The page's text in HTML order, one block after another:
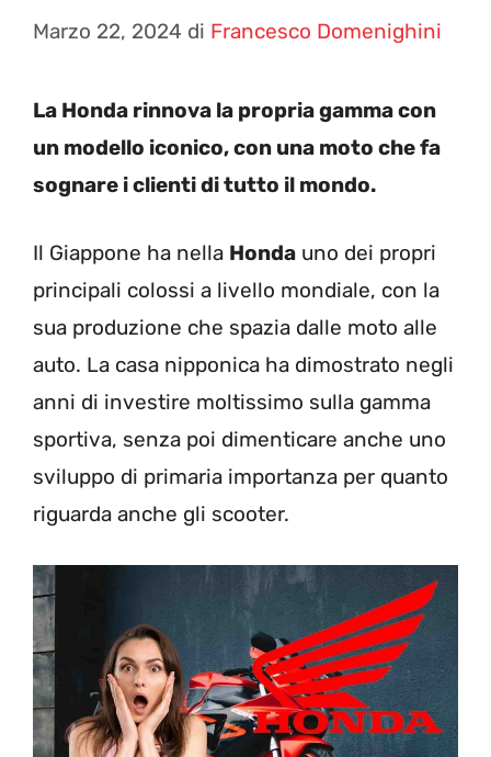
Marzo 22, 2024 di Francesco Domenighini
La Honda rinnova la propria gamma con
un modello iconico, con una moto che fa
sognare i clienti di tutto il mondo.
Il Giappone ha nella Honda uno dei propri
principali colossi a livello mondiale, con la
sua produzione che spazia dalle moto alle
auto. La casa nipponica ha dimostrato negli
anni di investire moltissimo sulla gamma
sportiva, senza poi dimenticare anche uno
sviluppo di primaria importanza per quanto
riguarda anche gli scooter.